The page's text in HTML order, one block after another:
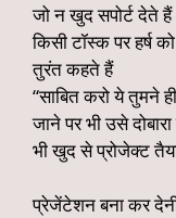
जो न खुद सपोर्ट
किसी टॉस्क पर हर्ष
तुरंत कहते हैं
“साबित करो ये तुमने
जाने पर भी उसे
भी खुद से प्रोजेक्ट
प्रेजेंटेशन बना कर